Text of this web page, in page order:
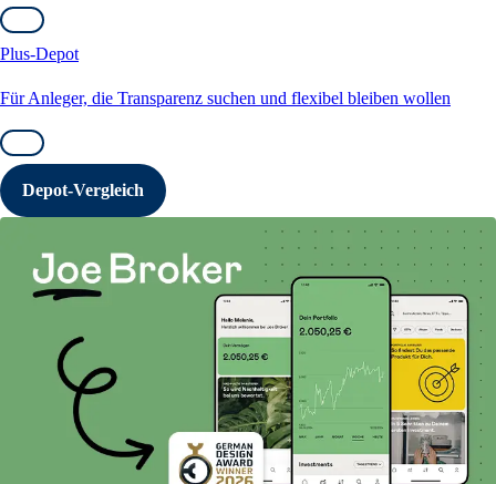
Plus-Depot
Für Anleger, die Transparenz suchen und flexibel bleiben wollen
Depot-Vergleich